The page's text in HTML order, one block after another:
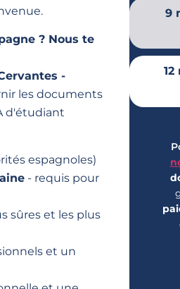
? Nous te
-
les documents
d'étudiant
espagnoles)
- requis pour
sûres et les plus
et un
9